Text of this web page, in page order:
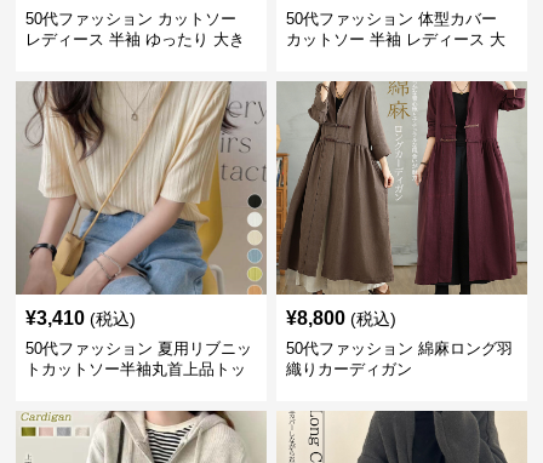
50代ファッション カットソー
レディース 半袖 ゆったり 大き
50代ファッション 体型カバー
カットソー 半袖 レディース 大
¥3,410 (税込)
50代ファッション 夏用リブニッ
トカットソー半袖丸首上品トッ
¥8,800 (税込)
50代ファッション 綿麻ロング羽
織りカーディガン